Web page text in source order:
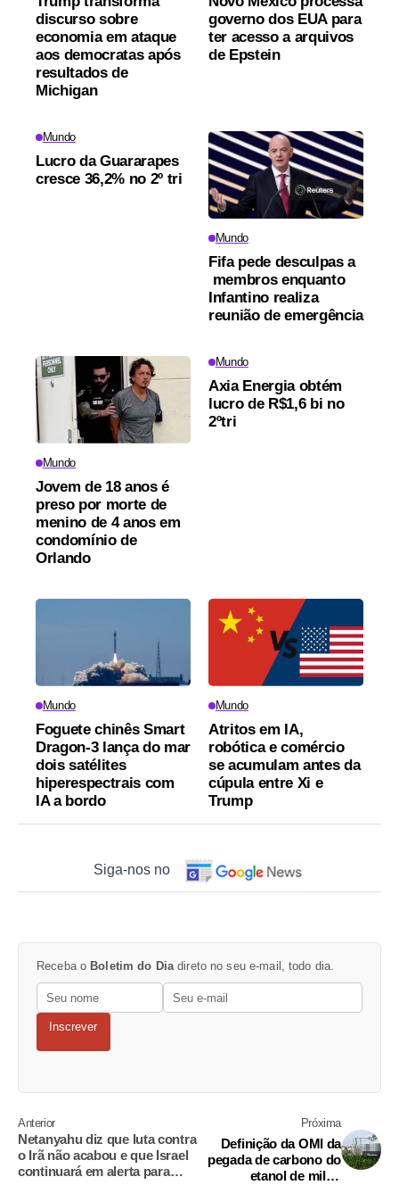
discurso sobre
economia em ataque
aos democratas após
resultados de
Michigan
governo dos EUA para
ter acesso a arquivos
de Epstein
Mundo
Lucro da Guararapes
cresce 36,2% no 2º tri
Mundo
Fifa pede desculpas a
membros enquanto
Infantino realiza
reunião de emergência
Mundo
Jovem de 18 anos é
preso por morte de
menino de 4 anos em
condomínio de
Orlando
Mundo
Axia Energia obtém
lucro de R$1,6 bi no
2ºtri
Mundo
Foguete chinês Smart
Dragon-3 lança do mar
dois satélites
hiperespectrais com
IA a bordo
Mundo
Atritos em IA,
robótica e comércio
se acumulam antes da
cúpula entre Xi e
Trump
Siga-nos no
Receba o Boletim do Dia direto no seu e-mail, todo dia.
Inscrever
Anterior
Netanyahu diz que luta contra
o Irã não acabou e que Israel
continuará em alerta para
Próxima
Definição da OMI da
pegada de carbono do
etanol de milho